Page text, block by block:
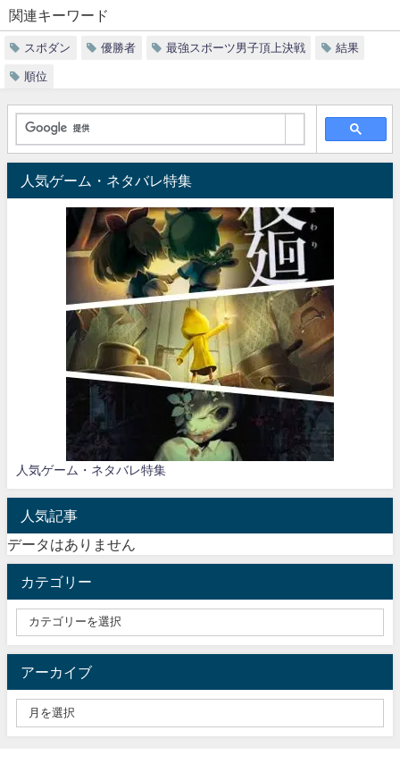
関連キーワード
スポダン 優勝者 最強スポーツ男子頂上決戦 結果
順位
人気ゲーム・ネタバレ特集
人気ゲーム・ネタバレ特集
人気記事
データはありません
カテゴリー
アーカイブ